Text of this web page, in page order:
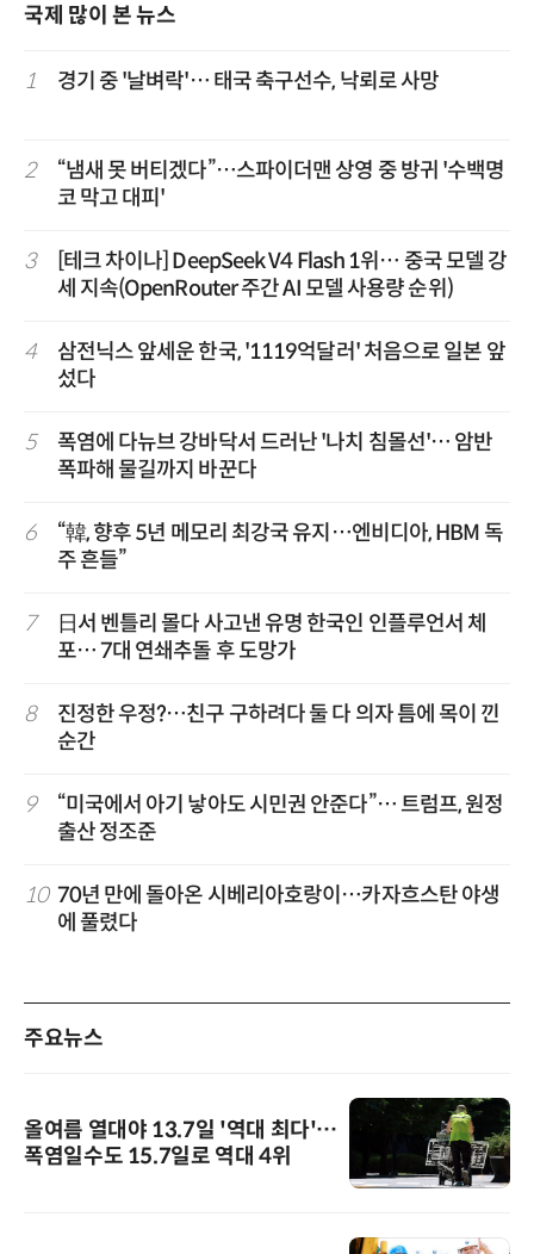
국제 많이 본 뉴스
1 경기 중 '날벼락'… 태국 축구선수, 낙뢰로 사망
2
“냄새 못 버티겠다”…스파이더맨 상영 중 방귀 '수백명
코 막고 대피'
3
[테크 차이나] DeepSeek V4 Flash 1위… 중국 모델 강
세 지속(OpenRouter 주간 AI 모델 사용량 순위)
4
삼전닉스 앞세운 한국, '1119억달러' 처음으로 일본 앞
섰다
5
폭염에 다뉴브 강바닥서 드러난 '나치 침몰선'… 암반
폭파해 물길까지 바꾼다
6
“韓, 향후 5년 메모리 최강국 유지…엔비디아, HBM 독
주 흔들”
7
日서 벤틀리 몰다 사고낸 유명 한국인 인플루언서 체
포… 7대 연쇄추돌 후 도망가
8
진정한 우정?…친구 구하려다 둘 다 의자 틈에 목이 낀
순간
9
“미국에서 아기 낳아도 시민권 안준다”… 트럼프, 원정
출산 정조준
10 70년 만에 돌아온 시베리아호랑이…카자흐스탄 야생
에 풀렸다
주요뉴스
올여름 열대야 13.7일 '역대 최다'…
폭염일수도 15.7일로 역대 4위